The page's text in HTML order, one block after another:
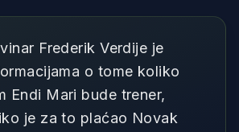
Frederik Verdije je
o tome koliko
Endi Mari bude trener,
je za to plaćao Novak